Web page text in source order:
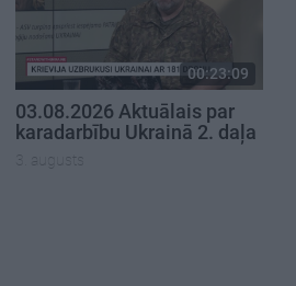
00:23:09
03.08.2026 Aktuālais par
karadarbību Ukrainā 2. daļa
3. augusts